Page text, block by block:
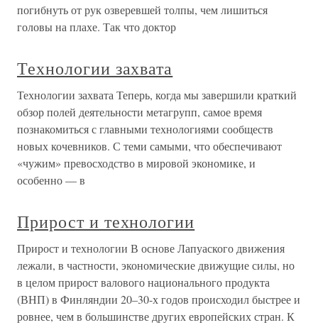
погибнуть от рук озверевшей толпы, чем лишиться
головы на плахе. Так что доктор
Технологии захвата
Технологии захвата Теперь, когда мы завершили краткий
обзор полей деятельности метагрупп, самое время
познакомиться с главными технологиями сообществ
новых кочевников. С теми самыми, что обеспечивают
«чужим» превосходство в мировой экономике, и
особенно — в
Прирост и технологии
Прирост и технологии В основе Лапуаского движения
лежали, в частности, экономические движущие силы, но
в целом прирост валового национального продукта
(ВНП) в Финляндии 20–30-х годов происходил быстрее и
ровнее, чем в большинстве других европейских стран. К